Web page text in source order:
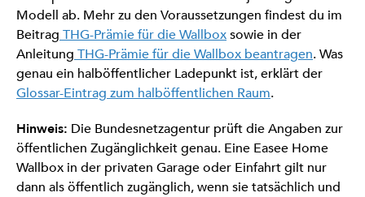
Modell ab. Mehr zu den Voraussetzungen findest du im
Beitrag THG-Prämie für die Wallboxsowie in der
Anleitung THG-Prämie für die Wallbox beantragen. Was
genau ein halböffentlicher Ladepunkt ist, erklärt der
Glossar-Eintrag zum halböffentlichen Raum.
Hinweis: Die Bundesnetzagentur prüft die Angaben zur
öffentlichen Zugänglichkeit genau. Eine Easee Home
Wallbox in der privaten Garage oder Einfahrt gilt nur
dann als öffentlich zugänglich, wenn sie tatsächlich und